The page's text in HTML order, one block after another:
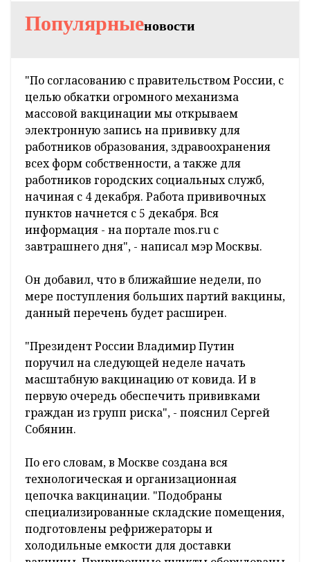
Популярныеновости
"По согласованию с правительством России, с
целью обкатки огромного механизма
массовой вакцинации мы открываем
электронную запись на прививку для
работников образования, здравоохранения
всех форм собственности, а также для
работников городских социальных служб,
начиная с 4 декабря. Работа прививочных
пунктов начнется с 5 декабря. Вся
информация - на портале mos.ru с
завтрашнего дня", - написал мэр Москвы.
Он добавил, что в ближайшие недели, по
мере поступления больших партий вакцины,
данный перечень будет расширен.
"Президент России Владимир Путин
поручил на следующей неделе начать
масштабную вакцинацию от ковида. И в
первую очередь обеспечить прививками
граждан из групп риска", - пояснил Сергей
Собянин.
По его словам, в Москве создана вся
технологическая и организационная
цепочка вакцинации. "Подобраны
специализированные складские помещения,
подготовлены рефрижераторы и
холодильные емкости для доставки